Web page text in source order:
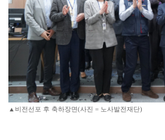
▲비전선포 후 축하장면(사진 = 노사발전재단)